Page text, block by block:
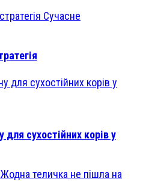
Сучасне
для сухостійних корів у